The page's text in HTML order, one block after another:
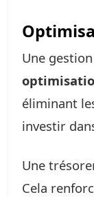
Une
éliminant
investir
Une
Cela